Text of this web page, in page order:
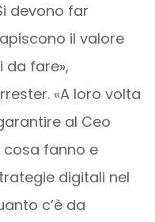
devono far
il valore
da fare»,
«A loro volta
al Ceo
cosa fanno e
digitali nel
c’è da